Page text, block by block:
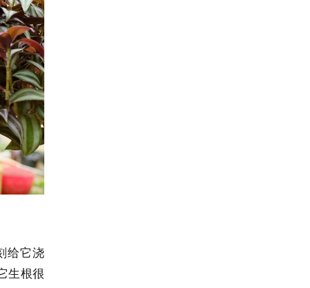
给它浇
生根很